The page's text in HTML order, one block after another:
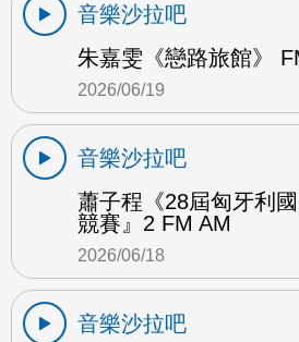
音樂沙拉吧
朱嘉雯《戀路旅館》
2026/06/19
音樂沙拉吧
蕭子程《28屆匈牙利
競賽』2 FM AM
2026/06/18
音樂沙拉吧